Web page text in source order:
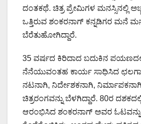
ದಂತಕಥೆ. ಚಿತ್ರ ಪ್ರೇಮಿಗಳ ಮನಸ್ಸಿನಲ್ಲಿ
ಒತ್ತಿರುವ ಶಂಕರನಾಗ್ ಕನ್ನಡಿಗರ ಮನೆ
ಬೆರೆತುಹೋಗಿದ್ದಾರೆ.
35 ವರ್ಷದ ಕಿರಿದಾದ ಬದುಕಿನ
ನೆನೆಯುವಂತಹ ಕಾರ್ಯ ಸಾಧಿಸಿದ
ನಟನಾಗಿ, ನಿರ್ದೇಶಕನಾಗಿ,
ಚಿತ್ರರಂಗವನ್ನು ಬೆಳಗಿದ್ದಾರೆ. 80ರ
ಆರಂಭಿಸಿದ ಶಂಕರನಾಗ್ ಅವರ